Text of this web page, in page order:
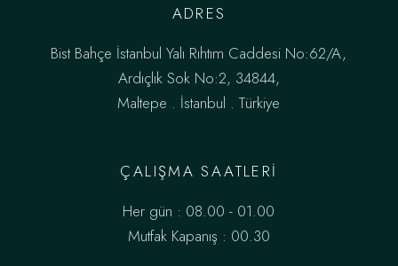
ADRES
Bist Bahçe İstanbul Yalı Rıhtım Caddesi No:62/A,
Ardıçlık Sok No:2, 34844,
Maltepe . İstanbul . Türkiye
ÇALIŞMA SAATLERI
Her gün : 08.00 - 01.00
Mutfak Kapanış : 00.30